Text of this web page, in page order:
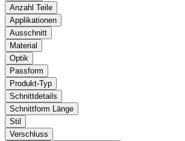
Anzahl Teile
Applikationen
Ausschnitt
Material
Optik
Passform
Produkt-Typ
Schnittdetails
Schnittform Länge
Stil
Verschluss